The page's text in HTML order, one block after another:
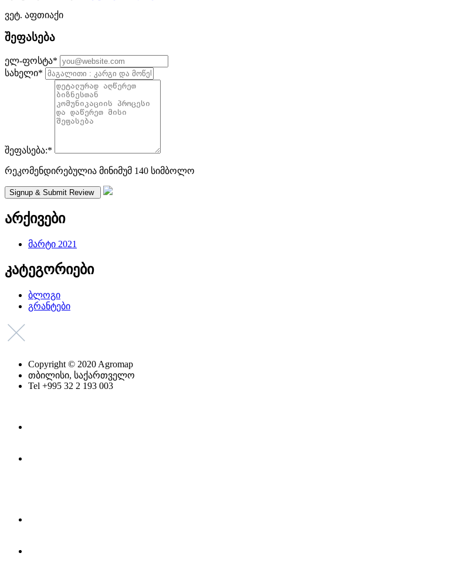
ვეტ. აფთიაქი
შეფასება
ელ-ფოსტა*
სახელი*
შეფასება:*
რეკომენდირებულია მინიმუმ 140 სიმბოლო
არქივები
მარტი 2021
კატეგორიები
ბლოგი
გრანტები
Copyright © 2020 Agromap
თბილისი, საქართველო
Tel +995 32 2 193 003